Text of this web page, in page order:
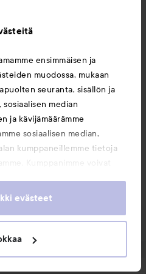
ensimmäisen ja
muodossa, mukaan
seuranta, sisällön ja
median
ja kävijämäärämme
sosiaalisen median,
kumppaneillemme tietoja
olet käyttänyt heidän
evästeet
kommentin